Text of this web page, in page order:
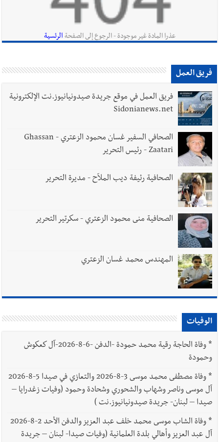
إنفجار مرفأ أم إنفجار دولة؟... كيف نحمي لبنان؟
أخبار لبنان
راتب النائب من 3 آلاف إلى 5 آلاف دولار شهرياً...
فكيف أقرّت الزيادة؟
أخبار لبنان
العالم العربي
يبقى الشعب الفلسطيني يعيش كل هذا الألم؟ وإلى متى تستمر هذه
المعاناة التي تمزق القلوب والضمائر؟
عذرا المادة غير موجودة - الرجوع إلى الصفحة الرئسية
فريق العمل
فريق العمل في موقع جريدة صيدونيانيوز.نت الإلكترونية
Sidonianews.net
الصحافي السفير غسان محمود الزعتري - Ghassan
Zaatari - رئيس التحرير
الصحافية رئيفة ديب الملاّح - مديرة التحرير
الصحافية منى محمود الزعتري - سكرتير التحرير
المهندس محمد غسان الزعتري
الوفيات
*
وفاة الحاجة رقية محمد حمودة -الدفن -6-8-2026-آل كعكوش
وحمودة
*
وفاة مصطفى محمد موسى 3-8-2026 والتعازي في صيدا 5-8-2026
آل موسى وناصر وشهاب والشحوري وشحادة وحمود (وفيات زغدرايا –
صيدا – لبنان- جريدة صيدونيانيوز.نت )
*
وفاة الشاب موسى محمد خلف عبد العزيز والدفن الأحد 2-8-2026
آل عبد العزيز وأهالي بلدة العلمانية (وفيات صيدا- لبنان – جريدة